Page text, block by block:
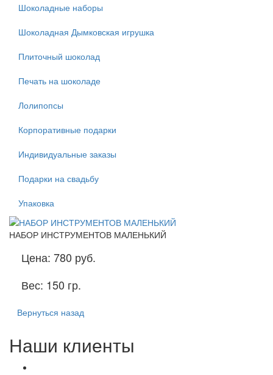
Шоколадные наборы
Шоколадная Дымковская игрушка
Плиточный шоколад
Печать на шоколаде
Лолипопсы
Корпоративные подарки
Индивидуальные заказы
Подарки на свадьбу
Упаковка
НАБОР ИНСТРУМЕНТОВ МАЛЕНЬКИЙ
Цена: 780 руб.
Вес: 150 гр.
Вернуться назад
Наши клиенты